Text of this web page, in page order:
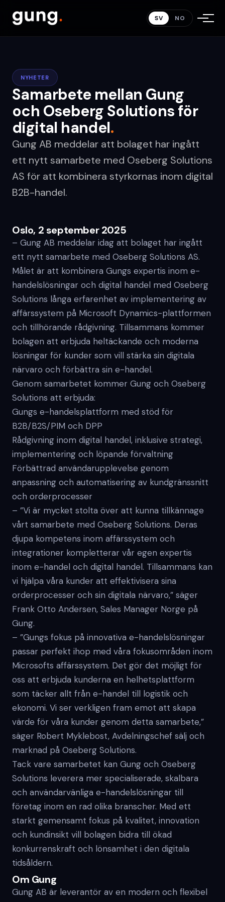
SV NO
NYHETER
Samarbete mellan Gung
och Oseberg Solutions för
digital handel.
Gung AB meddelar att bolaget har ingått
ett nytt samarbete med Oseberg Solutions
AS för att kombinera styrkornas inom digital
B2B-handel.
Oslo, 2 september 2025
– Gung AB meddelar idag att bolaget har ingått
ett nytt samarbete med Oseberg Solutions AS.
Målet är att kombinera Gungs expertis inom e-
handelslösningar och digital handel med Oseberg
Solutions långa erfarenhet av implementering av
affärssystem på Microsoft Dynamics-plattformen
och tillhörande rådgivning. Tillsammans kommer
bolagen att erbjuda heltäckande och moderna
lösningar för kunder som vill stärka sin digitala
närvaro och förbättra sin e-handel.
Genom samarbetet kommer Gung och Oseberg
Solutions att erbjuda:
Gungs e-handelsplattform med stöd för
B2B/B2S/PIM och DPP
Rådgivning inom digital handel, inklusive strategi,
implementering och löpande förvaltning
Förbättrad användarupplevelse genom
anpassning och automatisering av kundgränssnitt
och orderprocesser
– ”Vi är mycket stolta över att kunna tillkännage
vårt samarbete med Oseberg Solutions. Deras
djupa kompetens inom affärssystem och
integrationer kompletterar vår egen expertis
inom e-handel och digital handel. Tillsammans kan
vi hjälpa våra kunder att effektivisera sina
orderprocesser och sin digitala närvaro,” säger
Frank Otto Andersen, Sales Manager Norge på
Gung.
– ”Gungs fokus på innovativa e-handelslösningar
passar perfekt ihop med våra fokusområden inom
Microsofts affärssystem. Det gör det möjligt för
oss att erbjuda kunderna en helhetsplattform
som täcker allt från e-handel till logistik och
ekonomi. Vi ser verkligen fram emot att skapa
värde för våra kunder genom detta samarbete,”
säger Robert Myklebost, Avdelningschef sälj och
marknad på Oseberg Solutions.
Tack vare samarbetet kan Gung och Oseberg
Solutions leverera mer specialiserade, skalbara
och användarvänliga e-handelslösningar till
företag inom en rad olika branscher. Med ett
starkt gemensamt fokus på kvalitet, innovation
och kundinsikt vill bolagen bidra till ökad
konkurrenskraft och lönsamhet i den digitala
tidsåldern.
Om Gung
Gung AB är leverantör av en modern och flexibel